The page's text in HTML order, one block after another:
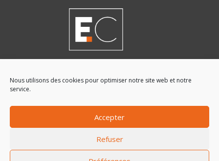
Nous utilisons des cookies pour optimiser notre site web et notre
service.
Accepter
Refuser
Retrouvez-nous sur les réseaux